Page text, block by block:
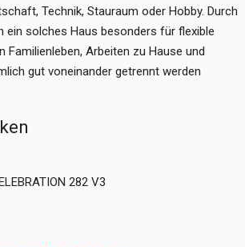
Technik, Stauraum oder Hobby. Durch
ein solches Haus besonders für flexible
Familienleben, Arbeiten zu Hause und
gut voneinander getrennt werden